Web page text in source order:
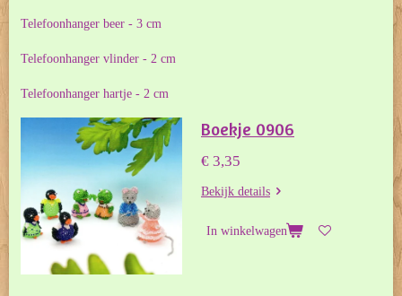
Telefoonhanger beer - 3 cm
Telefoonhanger vlinder - 2 cm
Telefoonhanger hartje - 2 cm
Boekje 0906
€ 3,35
Bekijk details
In winkelwagen